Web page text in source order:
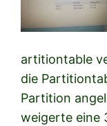
artitiontable
die
Partition
weigerte eine